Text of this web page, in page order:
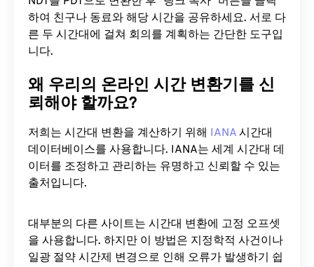
하여 친구나 동료와 해당 시간을 공유하세요. 서로 다
른 두 시간대에 걸쳐 회의를 계획하는 간단한 도구입
니다.
왜 우리의 온라인 시간 변환기를 신
뢰해야 할까요?
저희는 시간대 변환을 계산하기 위해 IANA 시간대
데이터베이스를 사용합니다. IANA는 세계 시간대 데
이터를 조정하고 관리하는 유명하고 신뢰할 수 있는
출처입니다.
대부분의 다른 사이트는 시간대 변환에 ​​고정 오프셋
을 사용합니다. 하지만 이 방법은 지정학적 사건이나
일광 절약 시간제 변경으로 인해 오류가 발생하기 쉽